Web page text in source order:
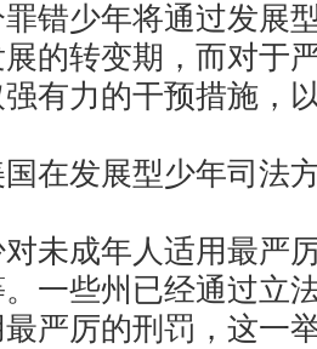
错少年将通过发展
的转变期，而对于
有力的干预措施，
发展型少年司法
成年人适用最严
一些州已经通过立
严厉的刑罚，这一